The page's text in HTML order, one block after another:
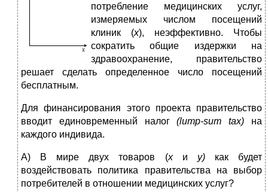
потребление медицинских услуг,
измеряемых числом посещений
клиник (х), неэффективно. Чтобы
сократить общие издержки на
здравоохранение, правительство
решает сделать определенное число посещений
бесплатным.
Для финансирования этого проекта правительство
вводит единовременный налог(lump-sum tax) на
каждого индивида.
А) В мире двух товаров (хи у) как будет
воздействовать политика правительства на выбор
потребителей в отношении медицинских услуг?